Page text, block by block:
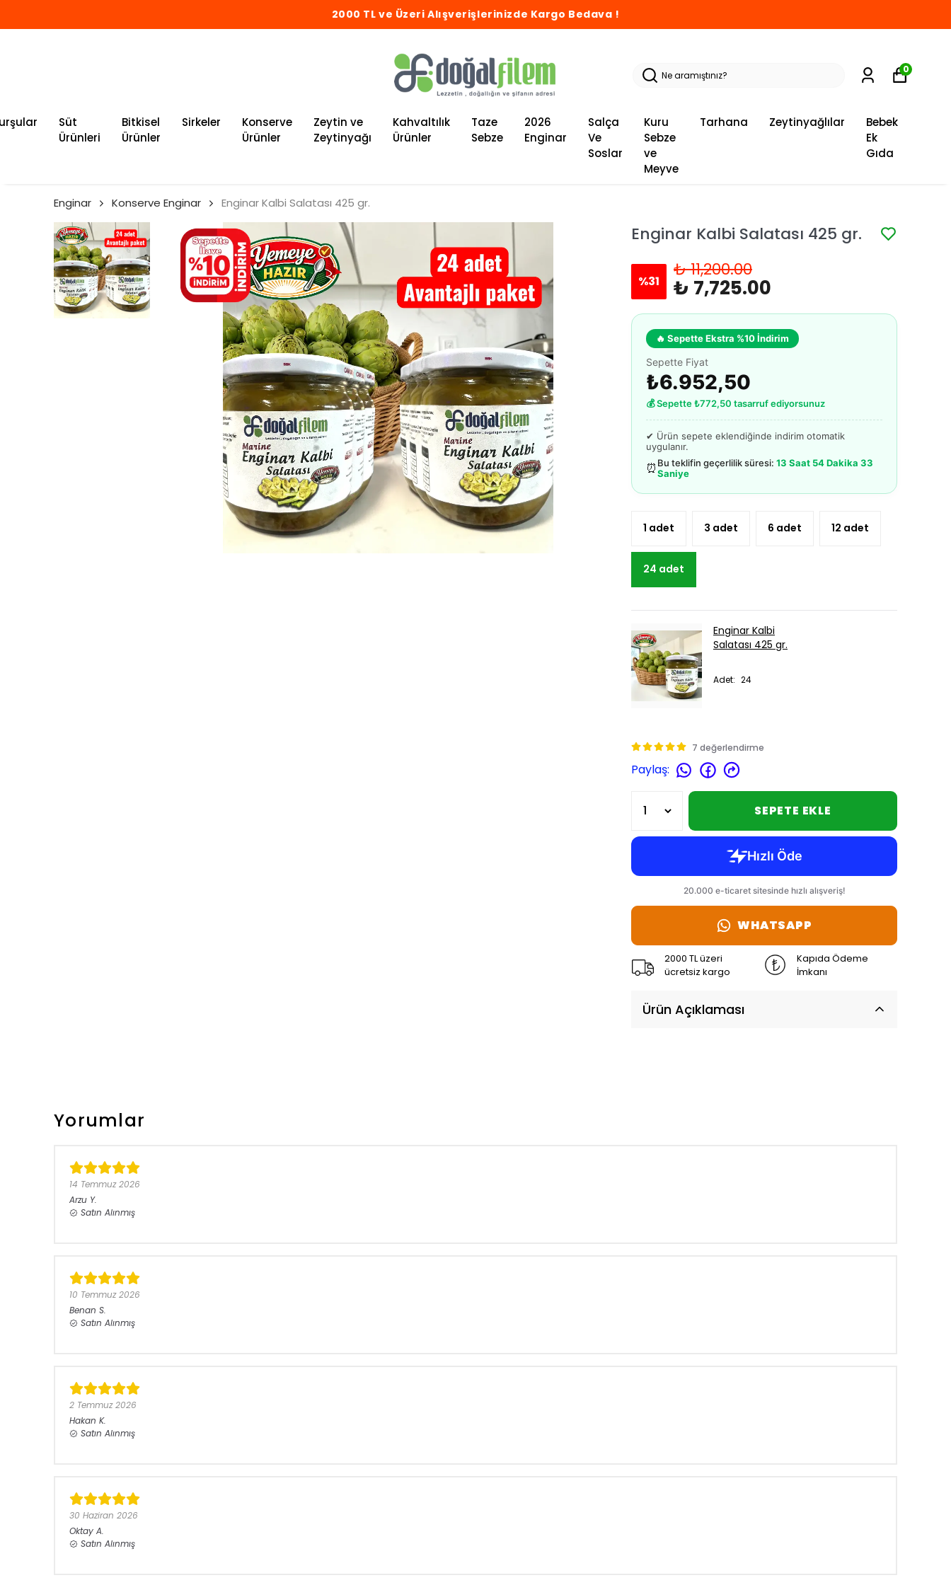
2000 TL ve Üzeri Alışverişlerinizde Kargo Bedava !
Süt
Ürünleri
Bitkisel
Ürünler
Sirkeler
Konserve
Ürünler
Zeytin ve
Zeytinyağı
Kahvaltılık
Ürünler
Taze
Sebze
2026
Enginar
Salça
Ve
Soslar
Kuru
Sebze
ve
Meyve
Tarhana Zeytinyağlılar
Bebek
Ek
Gıda
0
Enginar Konserve Enginar Enginar Kalbi Salatası 425 gr.
Enginar Kalbi Salatası 425 gr.
%31
₺ 11,200.00
₺ 7,725.00
🔥 Sepette Ekstra %10 İndirim
Sepette Fiyat
₺6.952,50
💰 Sepette ₺772,50 tasarruf ediyorsunuz
✔ Ürün sepete eklendiğinde indirim otomatik
uygulanır.
⏰ Bu teklifin geçerlilik süresi:13 Saat 54 Dakika 33
Saniye
1 adet 3 adet 6 adet 12 adet
24 adet
Enginar Kalbi
Salatası 425 gr.
Adet: 24
7 değerlendirme
Paylaş:
SEPETE EKLE
WHATSAPP
2000 TL üzeri
ücretsiz kargo
Kapıda Ödeme
İmkanı
Ürün Açıklaması
Yorumlar
14 Temmuz 2026
Arzu Y.
Satın Alınmış
10 Temmuz 2026
Benan S.
Satın Alınmış
2 Temmuz 2026
Hakan K.
Satın Alınmış
30 Haziran 2026
Oktay A.
Satın Alınmış